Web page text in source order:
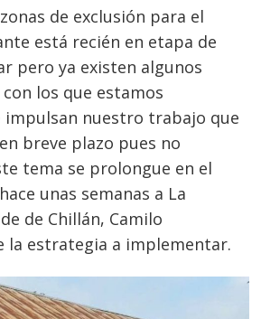
de exclusión para el
está recién en etapa de
pero ya existen algunos
los que estamos
impulsan nuestro trabajo que
breve plazo pues no
tema se prolongue en el
unas semanas a La
de Chillán, Camilo
la estrategia a implementar.